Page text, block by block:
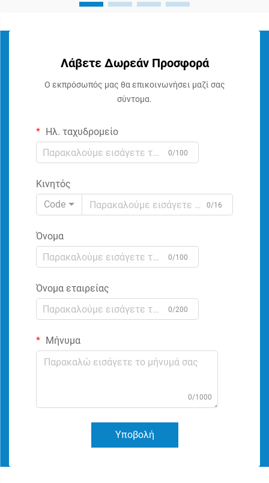
Λάβετε Δωρεάν Προσφορά
Ο εκπρόσωπός μας θα επικοινωνήσει μαζί σας
σύντομα.
Ηλ. ταχυδρομείο
0/100
Κινητός
Code
0/16
Όνομα
0/100
Όνομα εταιρείας
0/200
Μήνυμα
0/1000
Υποβολή